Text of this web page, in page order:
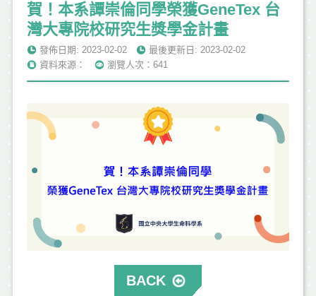
賀！本系譚崇倫同學榮獲GeneTex 台
灣大專院校研究生獎學金計畫
發佈日期: 2023-02-02
最後更新日: 2023-02-02
資料來源：
瀏覽人次：641
BACK